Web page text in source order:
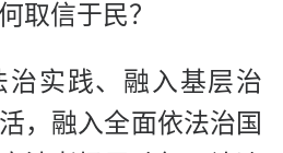
取信于民？
治实践、融入基层治
，融入全面依法治国